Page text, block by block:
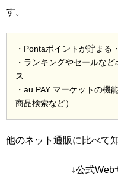
す。
・Pontaポイントが貯まる
・ランキングやセールな
ス
・au PAY マーケットの機
商品検索など）
他のネット通販に比べて
↓公式Web